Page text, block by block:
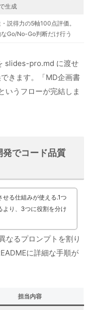
生成
説得力の5軸100点評価。
なGo/No-Go判断だけ行う
slides-pro.md に渡せ
きます。「MD企画書
うフローが完結しま
でコード品質
る仕組みが使える.1つ
より、3つに役割を分け
なるプロンプトを割り
に詳細な手順が
担当内容